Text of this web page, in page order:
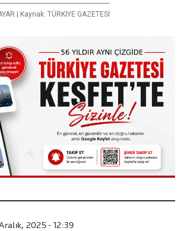
| Kaynak: TÜRKİYE GAZETESİ
2025 - 12:39